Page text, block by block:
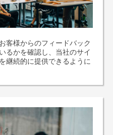
客様からのフィードバック
るかを確認し、当社のサイ
継続的に提供できるように